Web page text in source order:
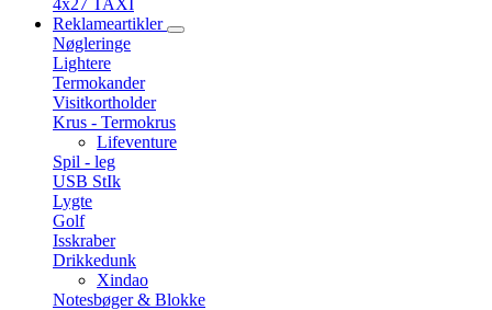
4x27 TAXI
Reklameartikler
Nøgleringe
Lightere
Termokander
Visitkortholder
Krus - Termokrus
Lifeventure
Spil - leg
USB StIk
Lygte
Golf
Isskraber
Drikkedunk
Xindao
Notesbøger & Blokke